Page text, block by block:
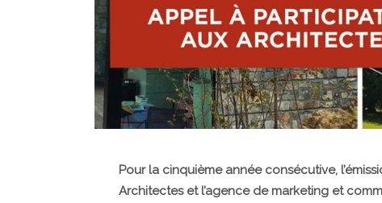
Pour la cinquième année consécutive,
Architectes et l’agence de marketing et